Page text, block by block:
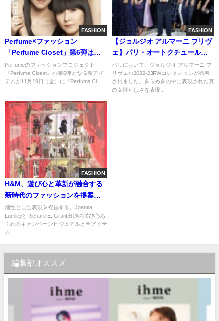
FASHION
Perfume×ファッション
「Perfume Closet」第6弾はジ
ュエリーが登場
Perfumeのファッションプロジェクト
『Perfume Closet』の第6弾となる新アイ
テムが11月19日（金）に『Perfume Cl...
FASHION
【ジョルジオ アルマーニ プリヴ
ェ】パリ・オートクチュールに
て2022-23FW新作コレクション
を発表
パリにおいて、ジョルジオ アルマーニ プ
リヴェの2022-23FWコレクションが発表
されました。きらめきの中に表現された真
の女性らしさを表現...
FASHION
H&M、遊び心と革新が融合する
新時代のファッションを提案す
る、2025年秋のデザイナーコラ
ボレーションコレクション
「Glenn Martens × H&M」をつ
個性と自己表現を祝福する、Joanna
LumleyとRichard E. Grant出演の遊び心あ
ふれるキャンペーンビジュアルと全アイテ
ム...
編集部オススメ